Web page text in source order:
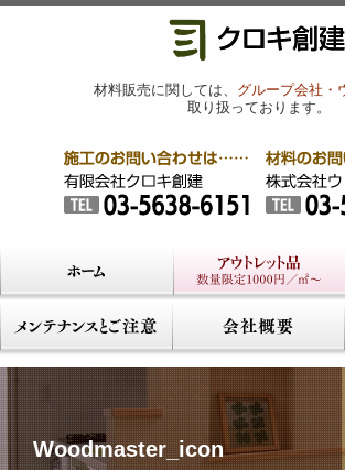
材料販売に関しては、 グループ会社・
取り扱っております。
Woodmaster_icon